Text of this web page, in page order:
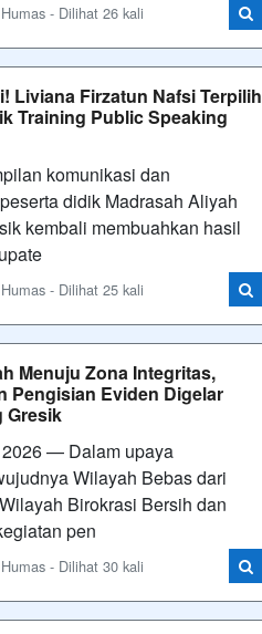
- Dilihat 26 kali
Liviana Firzatun Nafsi Terpilih
Training Public Speaking
komunikasi dan
didik Madrasah Aliyah
kembali membuahkan hasil
- Dilihat 25 kali
Menuju Zona Integritas,
Pengisian Eviden Digelar
Gresik
— Dalam upaya
Wilayah Bebas dari
Birokrasi Bersih dan
pen
- Dilihat 30 kali